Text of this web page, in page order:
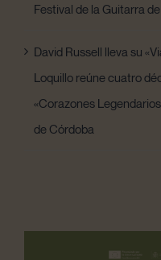
Festival de la Guitarra
David Russell lleva su
Loquillo reúne cuatro
«Corazones
de Córdoba